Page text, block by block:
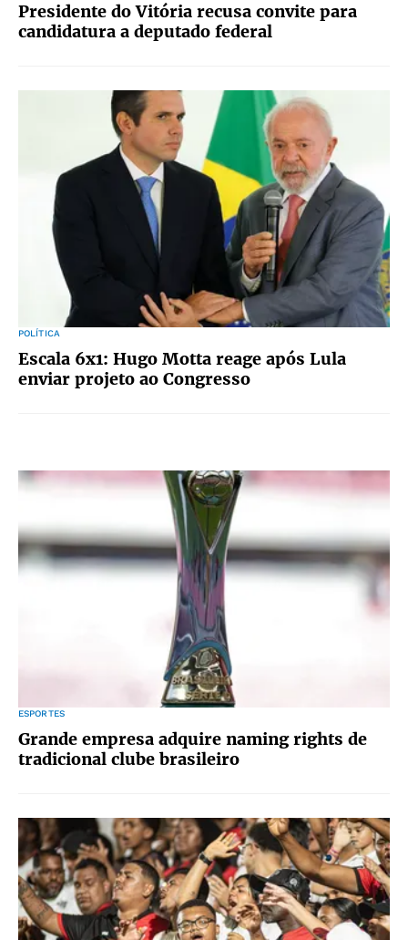
Presidente do Vitória recusa convite para
candidatura a deputado federal
POLÍTICA
Escala 6x1: Hugo Motta reage após Lula
enviar projeto ao Congresso
ESPORTES
Grande empresa adquire naming rights de
tradicional clube brasileiro